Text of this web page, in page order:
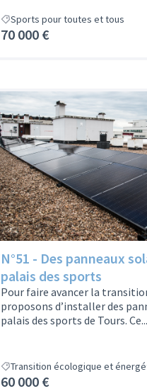
Sports pour toutes et tous
70 000 €
N°51 - Des panneaux
palais des sports
Pour faire avancer la
proposons d’installer des
palais des sports de Tours. Ce...
Transition écologique et
60 000 €